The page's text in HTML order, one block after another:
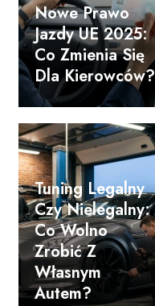
Nowe Prawo
Jazdy UE 2025:
Co Zmienia Się
Dla Kierowców?
Tuning Legalny
Czy Nielegalny:
Co Wolno
Zrobić Z
Własnym
Autem?